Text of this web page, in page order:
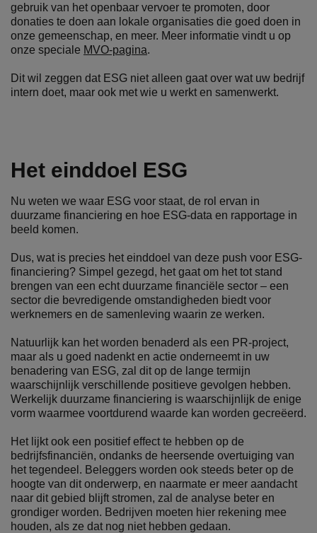
gebruik van het openbaar vervoer te promoten, door
donaties te doen aan lokale organisaties die goed doen in
onze gemeenschap, en meer. Meer informatie vindt u op
onze speciale MVO-pagina.
Dit wil zeggen dat ESG niet alleen gaat over wat uw bedrijf
intern doet, maar ook met wie u werkt en samenwerkt.
Het einddoel ESG
Nu weten we waar ESG voor staat, de rol ervan in
duurzame financiering en hoe ESG-data en rapportage in
beeld komen.
Dus, wat is precies het einddoel van deze push voor ESG-
financiering? Simpel gezegd, het gaat om het tot stand
brengen van een echt duurzame financiële sector – een
sector die bevredigende omstandigheden biedt voor
werknemers en de samenleving waarin ze werken.
Natuurlijk kan het worden benaderd als een PR-project,
maar als u goed nadenkt en actie onderneemt in uw
benadering van ESG, zal dit op de lange termijn
waarschijnlijk verschillende positieve gevolgen hebben.
Werkelijk duurzame financiering is waarschijnlijk de enige
vorm waarmee voortdurend waarde kan worden gecreëerd.
Het lijkt ook een positief effect te hebben op de
bedrijfsfinanciën, ondanks de heersende overtuiging van
het tegendeel. Beleggers worden ook steeds beter op de
hoogte van dit onderwerp, en naarmate er meer aandacht
naar dit gebied blijft stromen, zal de analyse beter en
grondiger worden. Bedrijven moeten hier rekening mee
houden, als ze dat nog niet hebben gedaan.